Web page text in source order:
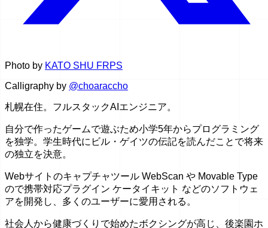
Photo by KATO SHU FRPS
Calligraphy by @choaraccho
札幌在住。フルスタックAIエンジニア。
自分で作ったゲームで遊ぶため小学5年からプログラミング
を独学。学生時代にビル・ゲイツの伝記を読んだことで将来
の独立を決意。
Webサイトのキャプチャツール WebScan や Movable Type
ので携帯対応プラグイン ケータイキット などのソフトウェ
アを開発し、多くのユーザーに愛用される。
社会人から健康づくりで始めたボクシングが高じ、後楽園ホ